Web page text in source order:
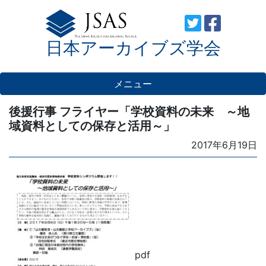
日本アーカイブズ学会
メニュー
後援行事 フライヤー「学校資料の未来 ～地
域資料としての保存と活用～」
Posted
on
2017年6月19日
pdf